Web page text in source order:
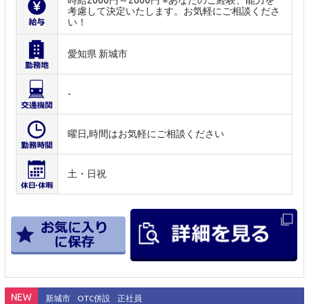
考慮して決定いたします。お気軽にご相談くださ
い！
愛知県 新城市
-
曜日,時間はお気軽にご相談ください
土・日祝
NEW 新城市 OTC併設 正社員